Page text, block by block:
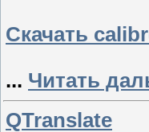
Скачать
... Читать
QTranslate